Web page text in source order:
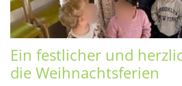
Ein festlicher und
die Weihnachtsferien